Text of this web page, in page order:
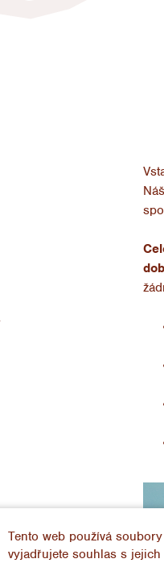
Tento web používá
vyjadřujete souhlas s
Náš